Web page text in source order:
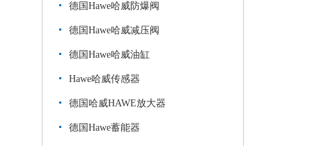
德国Hawe哈威防爆阀
德国Hawe哈威减压阀
德国Hawe哈威油缸
Hawe哈威传感器
德国哈威HAWE放大器
德国Hawe蓄能器